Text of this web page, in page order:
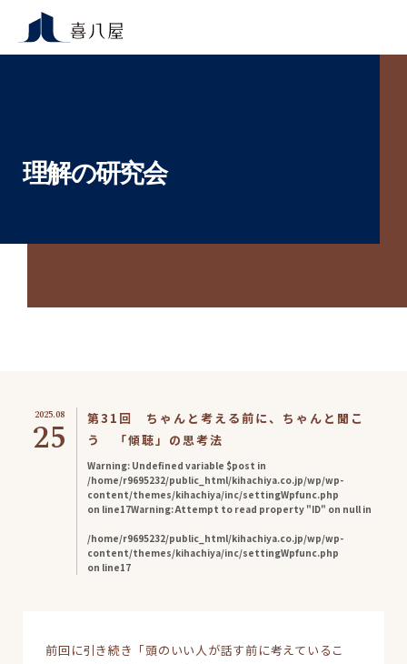
理解の研究会
2025.08
25
第31回 ちゃんと考える前に、ちゃんと聞こ
う 「傾聴」の思考法
Warning: Undefined variable $post in
/home/r9695232/public_html/kihachiya.co.jp/wp/wp-
content/themes/kihachiya/inc/settingWpfunc.php
on line17Warning: Attempt to read property "ID" on null in
/home/r9695232/public_html/kihachiya.co.jp/wp/wp-
content/themes/kihachiya/inc/settingWpfunc.php
on line17
前回に引き続き「頭のいい人が話す前に考えているこ